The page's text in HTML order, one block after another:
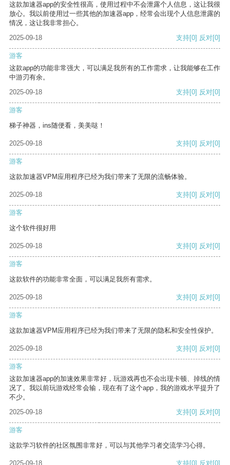
这款加速器app的安全性很高，使用过程中不会泄露个人信息，这让我很
放心。我以前使用过一些其他的加速器app，经常会出现个人信息泄露的
情况，这让我非常担心。
2025-09-18
支持[0] 反对[0]
游客
这款app的功能非常强大，可以满足我所有的工作需求，让我能够在工作
中游刃有余。
2025-09-18
支持[0] 反对[0]
游客
梯子神器，ins随便看，美美哒！
2025-09-18 支持[0] 反对[0]
游客
这款加速器VPM应用程序已经为我们带来了无限的流畅体验。
2025-09-18 支持[0] 反对[0]
游客
这个软件很好用
2025-09-18 支持[0] 反对[0]
游客
这款软件的功能非常全面，可以满足我所有需求。
2025-09-18 支持[0] 反对[0]
游客
这款加速器VPM应用程序已经为我们带来了无限的隐私和安全性保护。
2025-09-18 支持[0] 反对[0]
游客
这款加速器app的加速效果非常好，玩游戏再也不会出现卡顿、掉线的情
况了。我以前玩游戏经常会输，现在有了这个app，我的游戏水平提升了
不少。
2025-09-18
支持[0] 反对[0]
游客
这款学习软件的社区氛围非常好，可以与其他学习者交流学习心得。
2025-09-18 支持[0] 反对[0]